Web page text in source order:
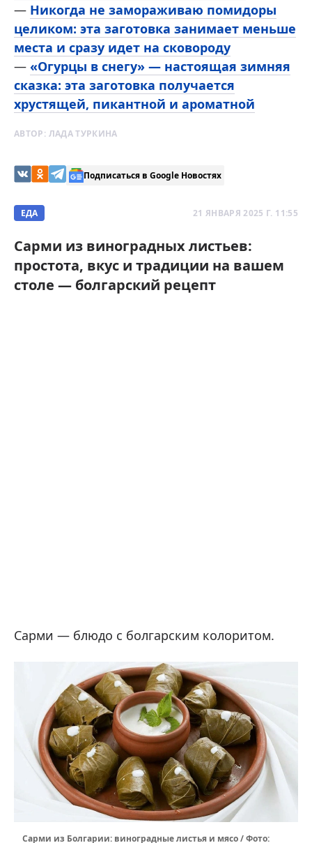
— Никогда не замораживаю помидоры
целиком: эта заготовка занимает меньше
места и сразу идет на сковороду
— «Огурцы в снегу» — настоящая зимняя
сказка: эта заготовка получается
хрустящей, пикантной и ароматной
АВТОР: ЛАДА ТУРКИНА
Подписаться в Google Новостях
ЕДА 21 ЯНВАРЯ 2025 Г. 11:55
Сарми из виноградных листьев:
простота, вкус и традиции на вашем
столе — болгарский рецепт
Сарми — блюдо с болгарским колоритом.
Сарми из Болгарии: виноградные листья и мясо / Фото: